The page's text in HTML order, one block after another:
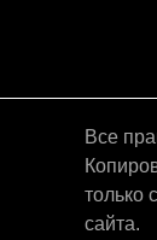
Все
только
сайта.